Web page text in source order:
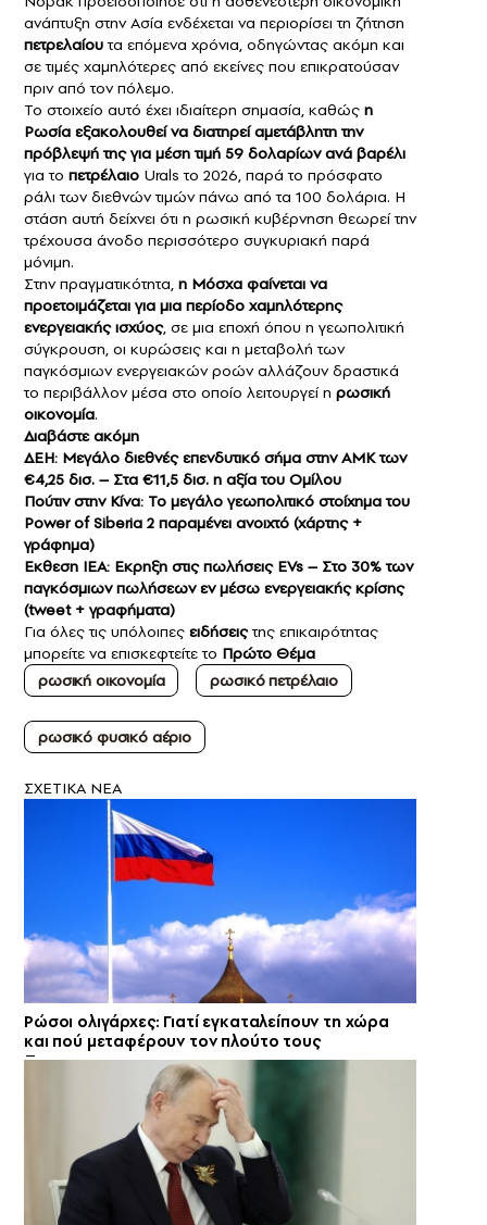
ανάπτυξη στην Ασία ενδέχεται να περιορίσει τη ζήτηση
πετρελαίουτα επόμενα χρόνια, οδηγώντας ακόμη και
σε τιμές χαμηλότερες από εκείνες που επικρατούσαν
πριν από τον πόλεμο.
Το στοιχείο αυτό έχει ιδιαίτερη σημασία, καθώς η
Ρωσία εξακολουθεί να διατηρεί αμετάβλητη την
πρόβλεψή της για μέση τιμή 59 δολαρίων ανά βαρέλι
για το πετρέλαιο Urals το 2026, παρά το πρόσφατο
ράλι των διεθνών τιμών πάνω από τα 100 δολάρια. Η
στάση αυτή δείχνει ότι η ρωσική κυβέρνηση θεωρεί την
τρέχουσα άνοδο περισσότερο συγκυριακή παρά
μόνιμη.
Στην πραγματικότητα, η Μόσχα φαίνεται να
προετοιμάζεται για μια περίοδο χαμηλότερης
ενεργειακής ισχύος, σε μια εποχή όπου η γεωπολιτική
σύγκρουση, οι κυρώσεις και η μεταβολή των
παγκόσμιων ενεργειακών ροών αλλάζουν δραστικά
το περιβάλλον μέσα στο οποίο λειτουργεί η ρωσική
οικονομία.
Διαβάστε ακόμη
ΔΕΗ: Μεγάλο διεθνές επενδυτικό σήμα στην ΑΜΚ των
€4,25 δισ. – Στα €11,5 δισ. η αξία του Ομίλου
Πούτιν στην Κίνα: Το μεγάλο γεωπολιτικό στοίχημα του
Power of Siberia 2 παραμένει ανοιχτό (χάρτης +
γράφημα)
Εκθεση IEA: Εκρηξη στις πωλήσεις EVs – Στο 30% των
παγκόσμιων πωλήσεων εν μέσω ενεργειακής κρίσης
(tweet + γραφήματα)
Για όλες τις υπόλοιπες ειδήσειςτης επικαιρότητας
μπορείτε να επισκεφτείτε το Πρώτο Θέμα
ρωσική οικονομία
ρωσικό πετρέλαιο
ρωσικό φυσικό αέριο
ΣXETIKA NEA
Ρώσοι ολιγάρχες: Γιατί εγκαταλείπουν τη χώρα
και πού μεταφέρουν τον πλούτο τους